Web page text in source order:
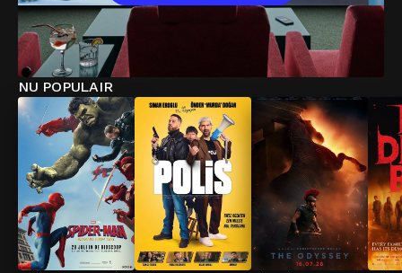
NU POPULAIR